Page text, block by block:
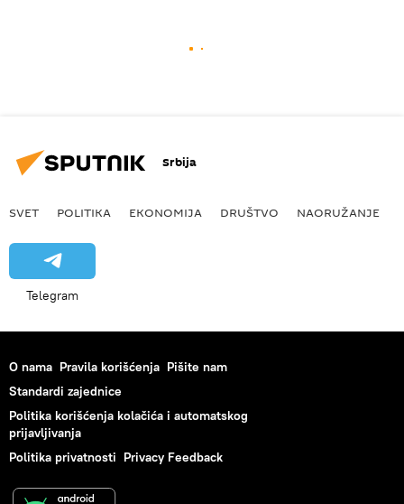
Srbija
SVET POLITIKA EKONOMIJA DRUŠTVO NAORUŽANJE
Telegram
O nama Pravila korišćenja Pišite nam
Standardi zajednice
Politika korišćenja kolačića i automatskog
prijavljivanja
Politika privatnosti Privacy Feedback